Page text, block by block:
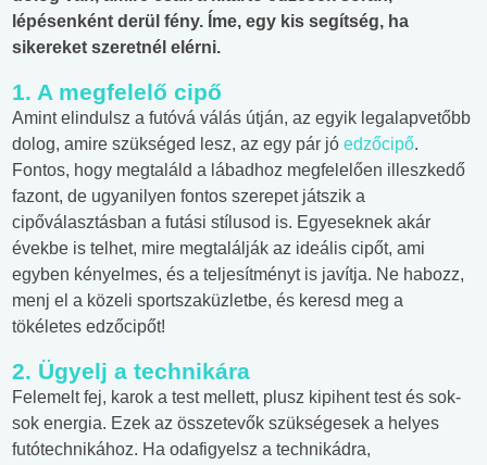
lépésenként derül fény. Íme, egy kis segítség, ha
sikereket szeretnél elérni.
1. A megfelelő cipő
Amint elindulsz a futóvá válás útján, az egyik legalapvetőbb
dolog, amire szükséged lesz, az egy pár jó edzőcipő.
Fontos, hogy megtaláld a lábadhoz megfelelően illeszkedő
fazont, de ugyanilyen fontos szerepet játszik a
cipőválasztásban a futási stílusod is. Egyeseknek akár
évekbe is telhet, mire megtalálják az ideális cipőt, ami
egyben kényelmes, és a teljesítményt is javítja. Ne habozz,
menj el a közeli sportszaküzletbe, és keresd meg a
tökéletes edzőcipőt!
2. Ügyelj a technikára
Felemelt fej, karok a test mellett, plusz kipihent test és sok-
sok energia. Ezek az összetevők szükségesek a helyes
futótechnikához. Ha odafigyelsz a technikádra,